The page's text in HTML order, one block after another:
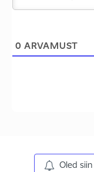
0 ARVAMUST
Oled